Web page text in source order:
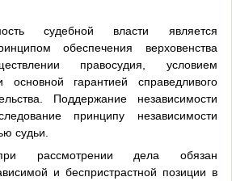
судебной власти является
обеспечения верховенства
правосудия, условием
основной гарантией справедливого
Поддержание независимости
принципу независимости
судьи.
рассмотрении дела обязан
и беспристрастной позиции в